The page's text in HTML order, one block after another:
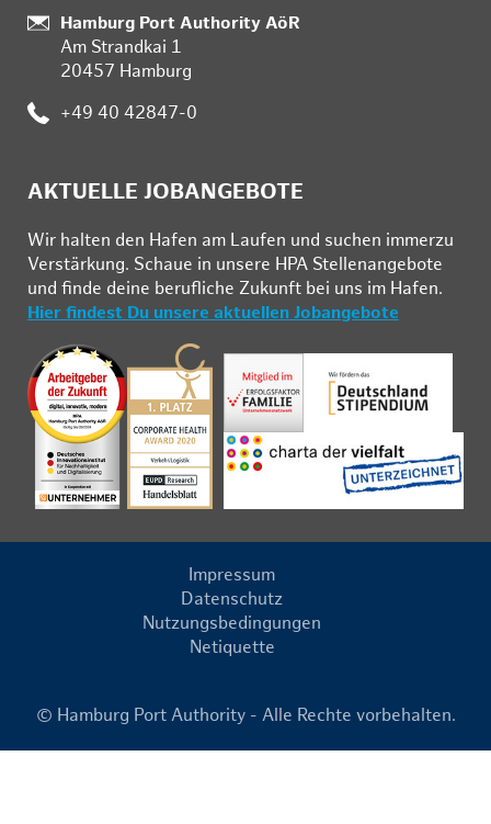
:
Hamburg Port Authority AöR
Am Strandkai 1
20457 Hamburg
: +49 40 42847-0
AKTUELLE JOBANGEBOTE
Wir hal­ten den Ha­fen am Lau­fen und su­chen im­mer­zu
Ver­stär­kung. Schau­e in un­se­re HPA Stel­len­an­ge­bo­te
und fin­de deine be­ruf­li­che Zu­kunft bei uns im Ha­fen.
Hier findest Du unsere aktuellen Jobangebote
Impressum
Datenschutz
Nutzungsbedingungen
Netiquette
© Hamburg Port Authority - Alle Rechte vorbehalten.